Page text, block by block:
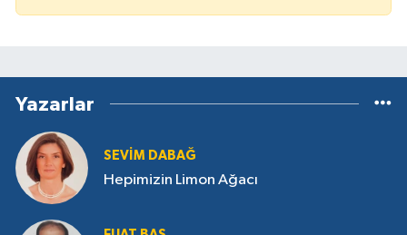
Yazarlar
SEVIM DABAĞ
Hepimizin Limon Ağacı